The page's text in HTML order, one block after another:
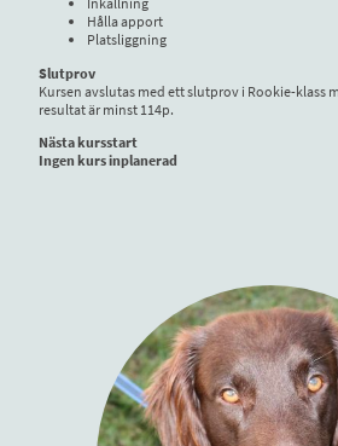
Hålla apport
Platsliggning
Slutprov
Kursen avslutas med ett slutprov i Rookie-klass
resultat är minst 114p.
Nästa kursstart
Ingen kurs inplanerad